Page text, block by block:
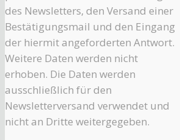
des Newsletters, den Versand einer
Bestätigungsmail und den Eingang
der hiermit angeforderten Antwort.
Weitere Daten werden nicht
erhoben. Die Daten werden
ausschließlich für den
Newsletterversand verwendet und
nicht an Dritte weitergegeben.